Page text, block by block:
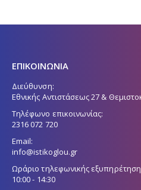
ΕΠΙΚΟΙΝΩΝΙΑ
Διεύθυνση:
Εθνικής Αντιστάσεως 27 &
Τηλέφωνο επικοινωνίας:
2316 072 720
Email:
info@istikoglou.gr
Ωράριο τηλεφωνικής
10:00 - 14:30